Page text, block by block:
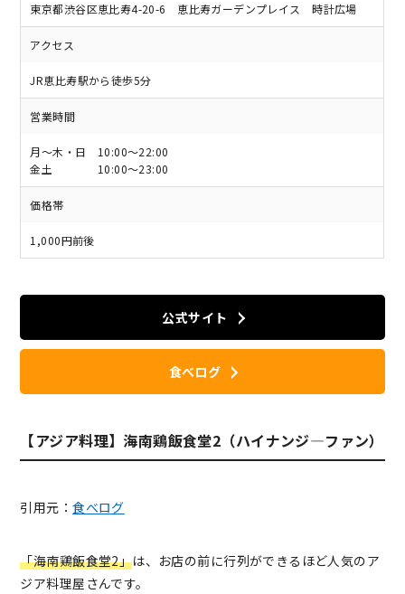
東京都渋谷区恵比寿4-20-6 恵比寿ガーデンプレイス 時計広場
アクセス
JR恵比寿駅から徒歩5分
営業時間
月～木・日 10:00～22:00
金土 10:00～23:00
価格帯
1,000円前後
公式サイト
食べログ
【アジア料理】海南鶏飯食堂2（ハイナンジ―ファン）
引用元：食べログ
「海南鶏飯食堂2」は、お店の前に行列ができるほど人気のア
ジア料理屋さんです。